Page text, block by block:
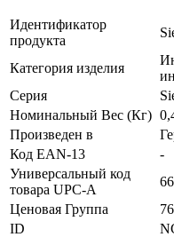
Идентификатор
продукта
Категория изделия
Серия
Номинальный Вес (Кг)
Произведен в
Код EAN-13
-
Универсальный код
товара UPC-A
Ценовая Группа
ID